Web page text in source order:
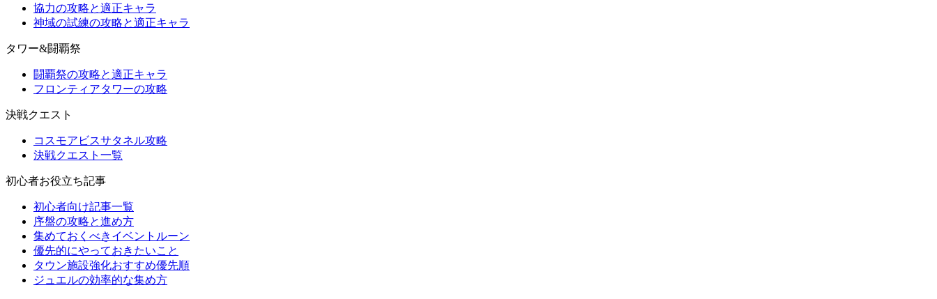
協力の攻略と適正キャラ
神域の試練の攻略と適正キャラ
タワー&闘覇祭
闘覇祭の攻略と適正キャラ
フロンティアタワーの攻略
決戦クエスト
コスモアビスサタネル攻略
決戦クエスト一覧
初心者お役立ち記事
初心者向け記事一覧
序盤の攻略と進め方
集めておくべきイベントルーン
優先的にやっておきたいこと
タウン施設強化おすすめ優先順
ジュエルの効率的な集め方